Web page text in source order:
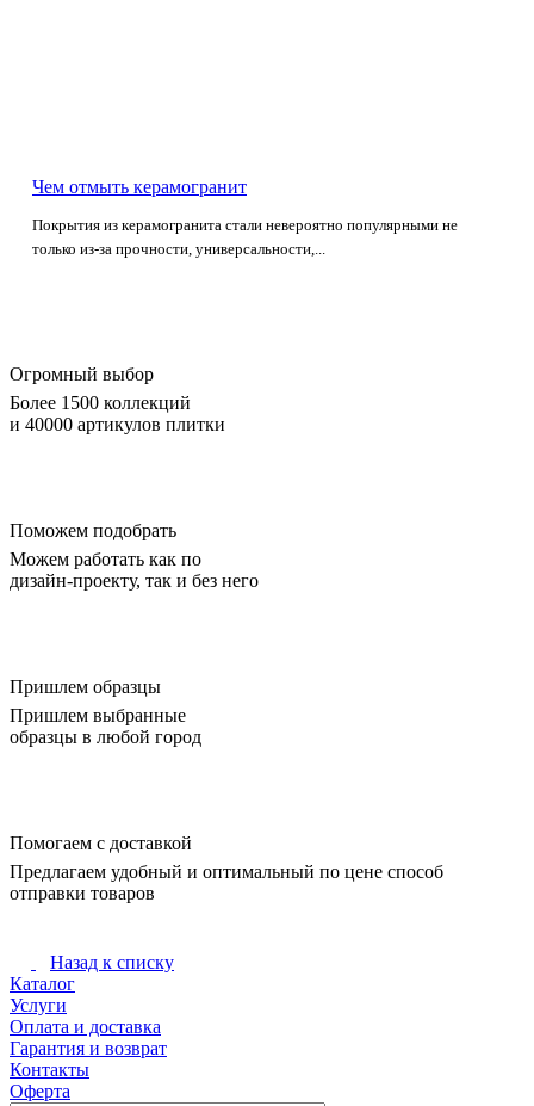
Чем отмыть керамогранит
Покрытия из керамогранита стали невероятно популярными не
только из-за прочности, универсальности,...
Огромный выбор
Более 1500 коллекций
и 40000 артикулов плитки
Поможем подобрать
Можем работать как по
дизайн-проекту, так и без него
Пришлем образцы
Пришлем выбранные
образцы в любой город
Помогаем с доставкой
Предлагаем удобный и оптимальный по цене способ
отправки товаров
Назад к списку
Каталог
Услуги
Оплата и доставка
Гарантия и возврат
Контакты
Оферта